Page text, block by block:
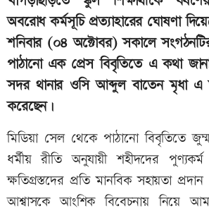
অবরোধ কর্মসূচি প্রত্যাহারের ঘোষণা
শনিবার (০৪ অক্টোবর) সকালে
পাঠানো এক প্রেস বিবৃতিতে এ কথা
সদর থানার ওসি আব্দুল বাতেন মৃধা এ
করেছেন।
মিডিয়া সেল থেকে পাঠানো বিবৃতিতে
ধর্মীয় রীতি অনুযায়ী শহীদদের
ক্ষতিগ্রস্তদের প্রতি মানবিক সহায়তা
আশ্বাসকে আংশিক বিবেচনায় নিয়ে